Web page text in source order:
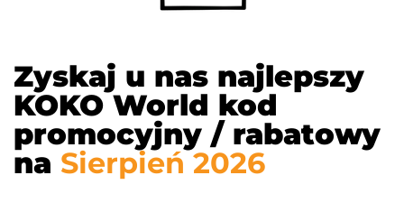
Zyskaj u nas najlepszy
KOKO World kod
promocyjny / rabatowy
na Sierpień 2026